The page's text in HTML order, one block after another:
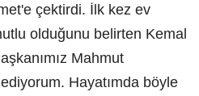
çektirdi. İlk kez ev
olduğunu belirten Kemal
Mahmut
Hayatımda böyle